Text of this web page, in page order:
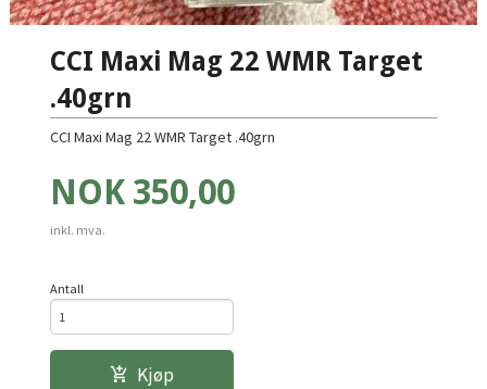
CCI Maxi Mag 22 WMR Target
.40grn
CCI Maxi Mag 22 WMR Target .40grn
Pris
NOK 350,00
inkl. mva.
Antall
Kjøp